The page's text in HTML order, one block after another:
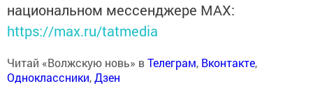
национальном мессенджере MАХ:
https://max.ru/tatmedia
Читай «Волжскую новь» вТелеграм, Вконтакте,
Одноклассники,Дзен